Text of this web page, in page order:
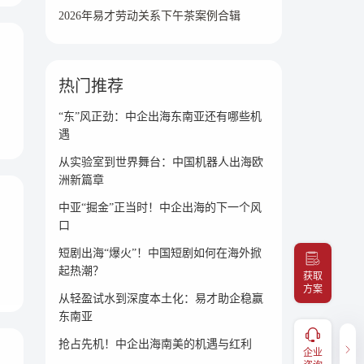
2026年易才劳动关系下午茶案例合辑
热门推荐
“东”风正劲：中企出海东南亚还有哪些机
遇
从实验室到世界舞台：中国机器人出海欧
洲新篇章
中亚“掘金”正当时！中企出海的下一个风
口
短剧出海“爆火”！中国短剧如何在海外掀
起热潮？
从轻盈试水到深度本土化：易才助企稳赢
东南亚
抢占先机！中企出海南美的机遇与红利
获取
方案
企业
企业咨询
补充医疗报销、体检预约、福利